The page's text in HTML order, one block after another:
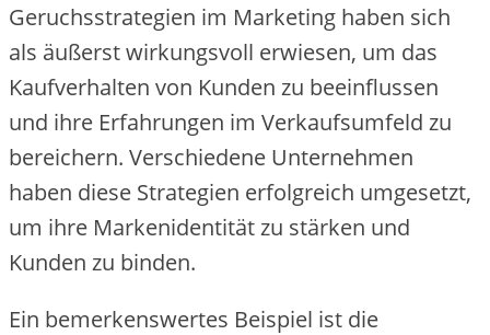
Geruchsstrategien im Marketing haben sich
als äußerst wirkungsvoll erwiesen, um das
Kaufverhalten von Kunden zu beeinflussen
und ihre Erfahrungen im Verkaufsumfeld zu
bereichern. Verschiedene Unternehmen
haben diese Strategien erfolgreich umgesetzt,
um ihre Markenidentität zu stärken und
Kunden zu binden.
Ein bemerkenswertes Beispiel ist die